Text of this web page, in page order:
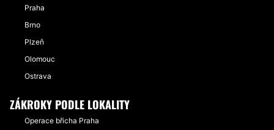
Praha
Brno
Plzeň
Olomouc
Ostrava
ZÁKROKY PODLE LOKALITY
Operace břicha Praha